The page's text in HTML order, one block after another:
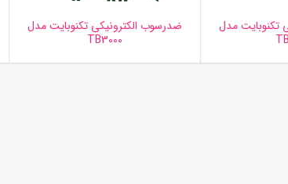
تکنوبایت مدل
ضدرسوب الکترونیکی تکنوبایت مدل
TB3000